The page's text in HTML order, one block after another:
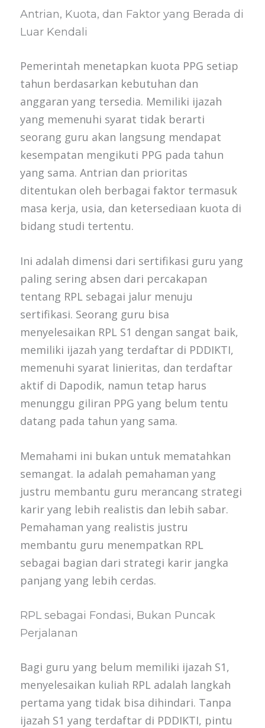
Antrian, Kuota, dan Faktor yang Berada di
Luar Kendali
Pemerintah menetapkan kuota PPG setiap
tahun berdasarkan kebutuhan dan
anggaran yang tersedia. Memiliki ijazah
yang memenuhi syarat tidak berarti
seorang guru akan langsung mendapat
kesempatan mengikuti PPG pada tahun
yang sama. Antrian dan prioritas
ditentukan oleh berbagai faktor termasuk
masa kerja, usia, dan ketersediaan kuota di
bidang studi tertentu.
Ini adalah dimensi dari sertifikasi guru yang
paling sering absen dari percakapan
tentang RPL sebagai jalur menuju
sertifikasi. Seorang guru bisa
menyelesaikan RPL S1 dengan sangat baik,
memiliki ijazah yang terdaftar di PDDIKTI,
memenuhi syarat linieritas, dan terdaftar
aktif di Dapodik, namun tetap harus
menunggu giliran PPG yang belum tentu
datang pada tahun yang sama.
Memahami ini bukan untuk mematahkan
semangat. Ia adalah pemahaman yang
justru membantu guru merancang strategi
karir yang lebih realistis dan lebih sabar.
Pemahaman yang realistis justru
membantu guru menempatkan RPL
sebagai bagian dari strategi karir jangka
panjang yang lebih cerdas.
RPL sebagai Fondasi, Bukan Puncak
Perjalanan
Bagi guru yang belum memiliki ijazah S1,
menyelesaikan kuliah RPL adalah langkah
pertama yang tidak bisa dihindari. Tanpa
ijazah S1 yang terdaftar di PDDIKTI, pintu